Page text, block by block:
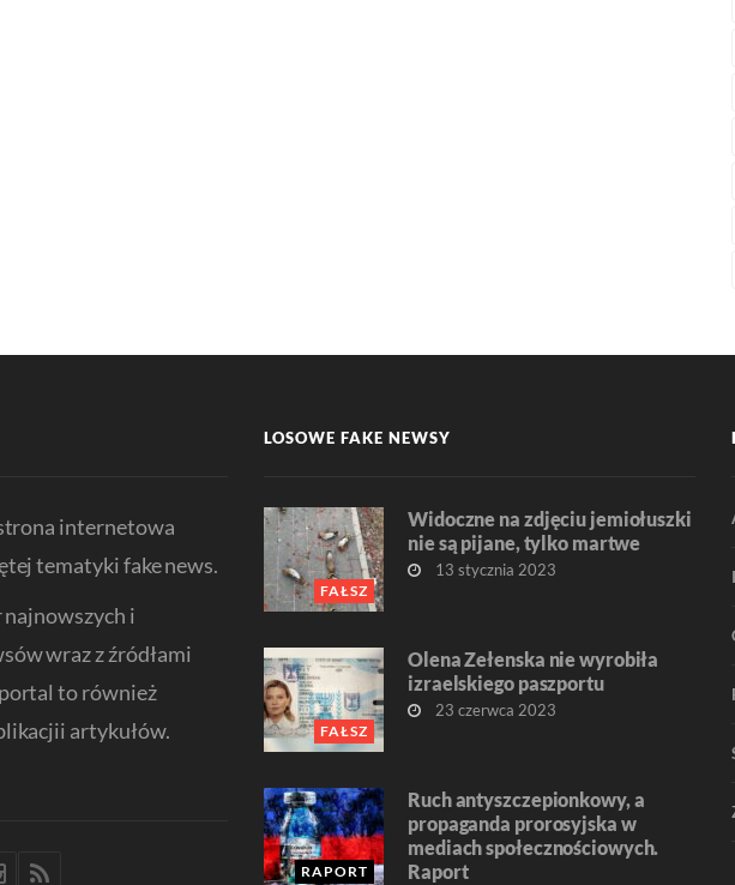
internetowa
tematyki fake news.
i
wraz z źródłami
to również
artykułów.
LOSOWE FAKE NEWSY
FAŁSZ
Widoczne na zdjęciu jemiołuszki
nie są pijane, tylko martwe
13 stycznia 2023
FAŁSZ
Olena Zełenska nie wyrobiła
izraelskiego paszportu
23 czerwca 2023
RAPORT
Ruch antyszczepionkowy, a
propaganda prorosyjska w
mediach społecznościowych.
Raport